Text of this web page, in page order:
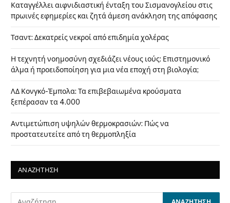
Καταγγέλλει αιφνιδιαστική ένταξη του Σισμανογλείου στις
πρωινές εφημερίες και ζητά άμεση ανάκληση της απόφασης
Τσαντ: Δεκατρείς νεκροί από επιδημία χολέρας
Η τεχνητή νοημοσύνη σχεδιάζει νέους ιούς: Επιστημονικό
άλμα ή προειδοποίηση για μια νέα εποχή στη βιολογία;
ΛΔ Κονγκό-Έμπολα: Τα επιβεβαιωμένα κρούσματα
ξεπέρασαν τα 4.000
Αντιμετώπιση υψηλών θερμοκρασιών: Πώς να
προστατευτείτε από τη θερμοπληξία
ΑΝΑΖΗΤΗΣΗ